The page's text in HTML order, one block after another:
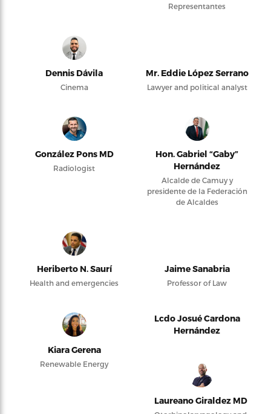
Representantes
Dennis Dávila
Cinema
Mr. Eddie López Serrano
Lawyer and political analyst
González Pons MD
Radiologist
Hon. Gabriel “Gaby”
Hernández
Alcalde de Camuy y
presidente de la Federación
de Alcaldes
Heriberto N. Saurí
Health and emergencies
Jaime Sanabria
Professor of Law
Kiara Gerena
Renewable Energy
Lcdo Josué Cardona
Hernández
Laureano Giraldez MD